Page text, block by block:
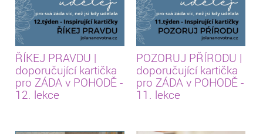
ŘÍKEJ PRAVDU |
doporučující kartička
pro ZÁDA v POHODĚ -
12. lekce
POZORUJ PŘÍRODU |
doporučující kartička
pro ZÁDA v POHODĚ -
11. lekce